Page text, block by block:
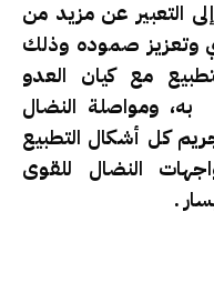
التعبير عن مزيد من
وتعزيز صموده وذلك
مع كيان العدو
به، ومواصلة النضال
كل أشكال التطبيع
النضال للقوى
.